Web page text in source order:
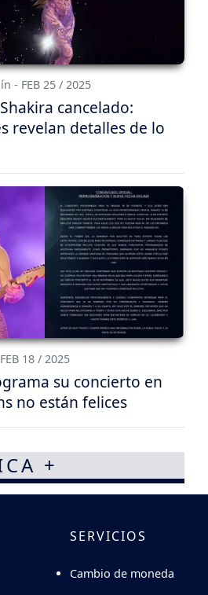
- FEB 25 / 2025
cancelado:
revelan detalles de lo
18 / 2025
su concierto en
no están felices
+
SERVICIOS
Cambio de moneda